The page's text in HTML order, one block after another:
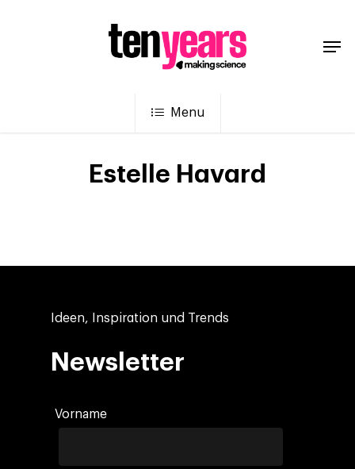
Menu
Estelle Havard
Ideen, Inspiration und Trends
Newsletter
Vorname